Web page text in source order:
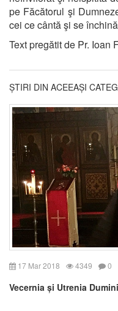
pe Făcătorul şi
cei ce cântă şi se
Text pregătit de Pr. Ioan
ȘTIRI DIN ACEEAȘI
17 Mar 2018 4349 0
Vecernia și Utrenia